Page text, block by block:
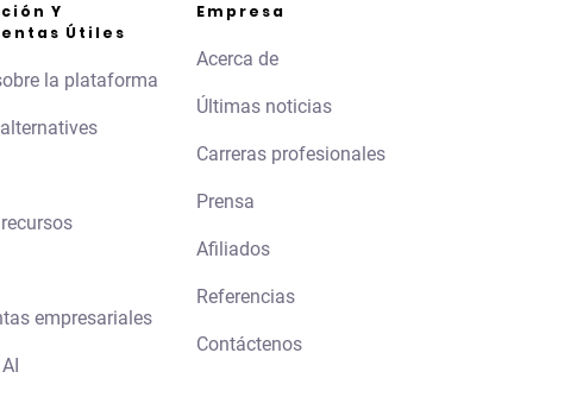
Y
Útiles
la plataforma
empresariales
Empresa
Acerca de
Últimas noticias
Carreras profesionales
Prensa
Afiliados
Referencias
Contáctenos